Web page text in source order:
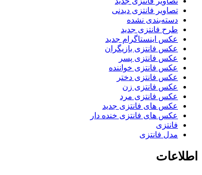
تصاویر فانتزی دیدنی
دسته‌بندی نشده
طرح فانتزی جدید
عکس اینستاگرام جدید
عکس فانتزی بازیگران
عکس فانتزی پسر
عکس فانتزی خواننده
عکس فانتزی دختر
عکس فانتزی زن
عکس فانتزی مرد
عکس های فانتزی جدید
عکس های فانتزی خنده دار
فانتزی
مدل فانتزی
اطلاعات